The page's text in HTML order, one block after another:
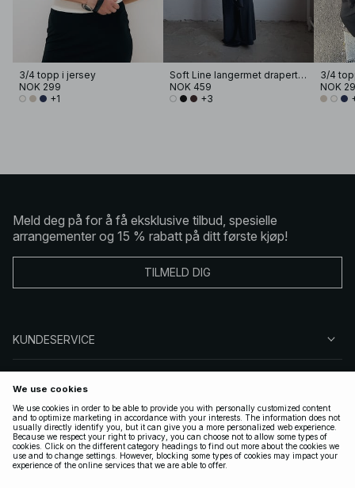
3/4 topp i jersey
NOK 299
+1
Soft Line langermet drapert topp
NOK 459
+3
3/4
NOK
Meld deg på for å få eksklusive tilbud, spesielle
arrangementer og 15 % rabatt på ditt første kjøp!
TILMELD DIG
KUNDESERVICE
FØLG OSS
LOVLIG